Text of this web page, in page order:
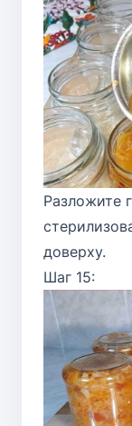
Разложите
доверху.
Шаг 15: